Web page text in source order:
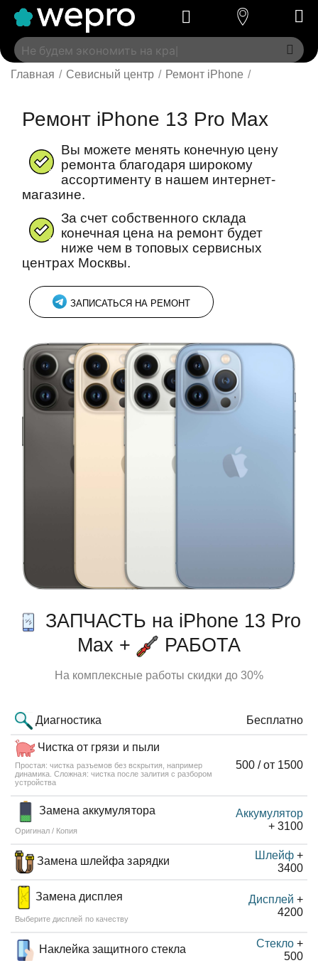
Главная / Севисный центр / Ремонт iPhone /
Ремонт iPhone 13 Pro Max
Вы можете менять конечную цену
ремонта благодаря широкому
ассортименту в нашем интернет-
магазине.
За счет собственного склада
конечная цена на ремонт будет
ниже чем в топовых сервисных
центрах Москвы.
ЗАПИСАТЬСЯ НА РЕМОНТ
ЗАПЧАСТЬ на iPhone 13 Pro
Max +
РАБОТА
На комплексные работы скидки до 30%
Диагностика Бесплатно
Чистка от грязи и пыли
Простая: чистка разъемов без вскрытия, например
динамика. Сложная: чистка после залития с разбором
устройства
500 / от 1500
Замена аккумулятора
Оригинал / Копия
Аккумулятор
+ 3100
Замена шлейфа зарядки Шлейф+
3400
Замена дисплея
Выберите дисплей по качеству
Дисплей +
4200
Наклейка защитного стекла Стекло+
500